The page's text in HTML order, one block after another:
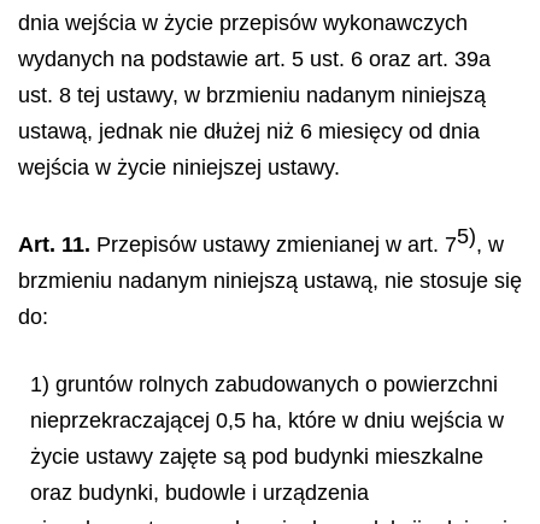
dnia wejścia w życie przepisów wykonawczych
wydanych na podstawie art. 5 ust. 6 oraz art. 39a
ust. 8 tej ustawy, w brzmieniu nadanym niniejszą
ustawą, jednak nie dłużej niż 6 miesięcy od dnia
wejścia w życie niniejszej ustawy.
Art. 11. Przepisów ustawy zmienianej w art. 75), w
brzmieniu nadanym niniejszą ustawą, nie stosuje się
do:
1) gruntów rolnych zabudowanych o powierzchni
nieprzekraczającej 0,5 ha, które w dniu wejścia w
życie ustawy zajęte są pod budynki mieszkalne
oraz budynki, budowle i urządzenia